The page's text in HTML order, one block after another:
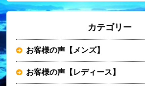
カテゴリー
お客様の声【メンズ】
お客様の声【レディース】